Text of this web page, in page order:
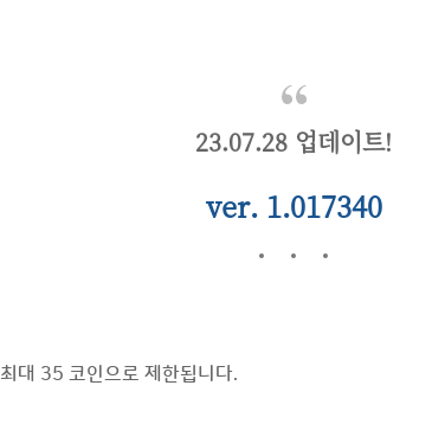
23.07.28 업데이트!
ver. 1.017340
최대 35 코인으로 제한됩니다.